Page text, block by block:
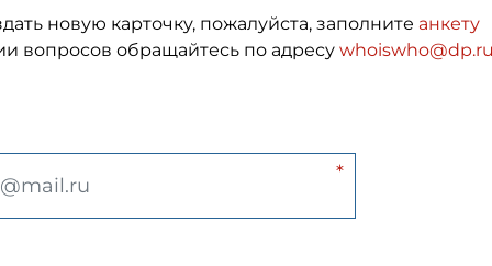
новую карточку, пожалуйста, заполните анкету
вопросов обращайтесь по адресу